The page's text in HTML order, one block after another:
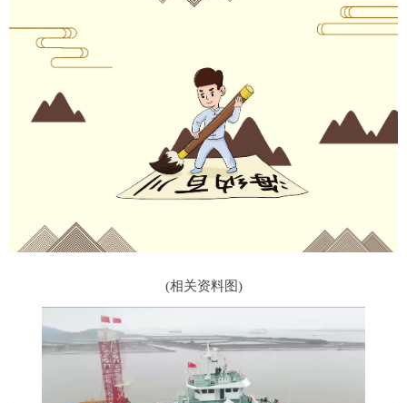
(相关资料图)